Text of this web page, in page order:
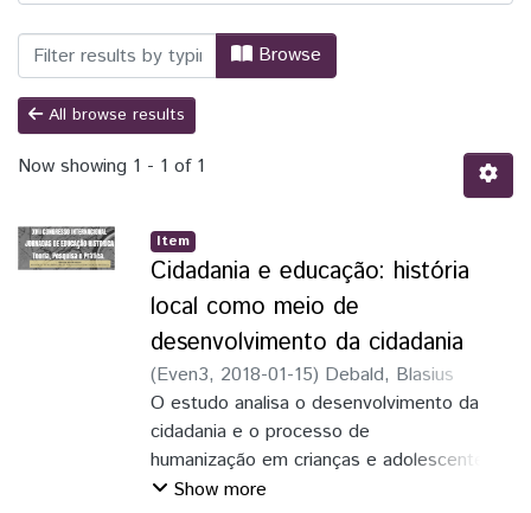
Browsing Congresso Internacional das
Browse
All browse results
Now showing 1 - 1 of 1
Item
Cidadania e educação: história
local como meio de
desenvolvimento da cidadania
(Even3, 2018-01-15) Debald, Blasius
Silvano;Almeida, Bruna Kalb de;Paiva,
Daniela Andressa Minuceli de
O estudo analisa o desenvolvimento da
cidadania e o processo de
humanização em crianças e adolescentes a
partir da História local. O viés
Show more